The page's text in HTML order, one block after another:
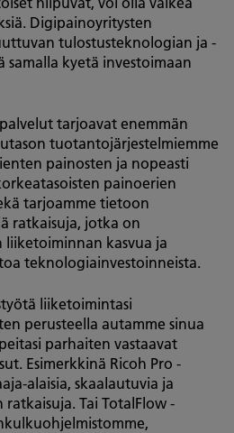
Digipainoyritysten
tulostusteknologian ja -
samalla kyetä investoimaan
tarjoavat enemmän
tuotantojärjestelmiemme
painosten ja nopeasti
painoerien
tarjoamme tietoon
ratkaisuja, jotka on
kasvua ja
teknologiainvestoinneista.
liiketoimintasi
perusteella autamme sinua
parhaiten vastaavat
Esimerkkinä Ricoh Pro -
alaisia, skaalautuvia ja
Tai TotalFlow -